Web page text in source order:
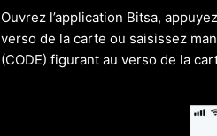
Ouvrez l’application Bitsa,
verso de la carte ou saisissez
(CODE) figurant au verso de la